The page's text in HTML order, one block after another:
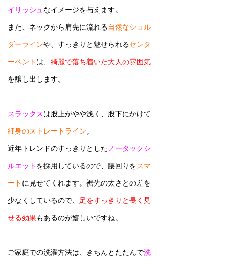
イリッシュ なイメージを与えます。
また、ネックから肩先に流れる自然なショル
ダーラインや、すっきりと魅せられるセンタ
ーベント は、 綺麗で落ち着いた大人の雰囲気
を醸し出します。
スラックスは股上がやや浅く、股下にかけて
細身のストレートライン。
近年トレンドのすっきりとした ノータックシ
ルエット を採用しているので、腰回りをスマ
ート に見せてくれます。裾先の太さとの差を
少なくしているので、 足をすっきりと長く見
せる効果もあるのが嬉しいですね。
ご家庭での洗濯方法は、きちんとたたんで洗